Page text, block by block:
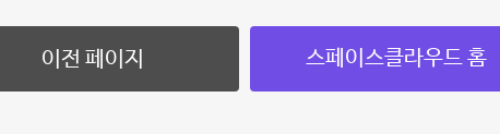
이전 페이지 스페이스클라우드 홈